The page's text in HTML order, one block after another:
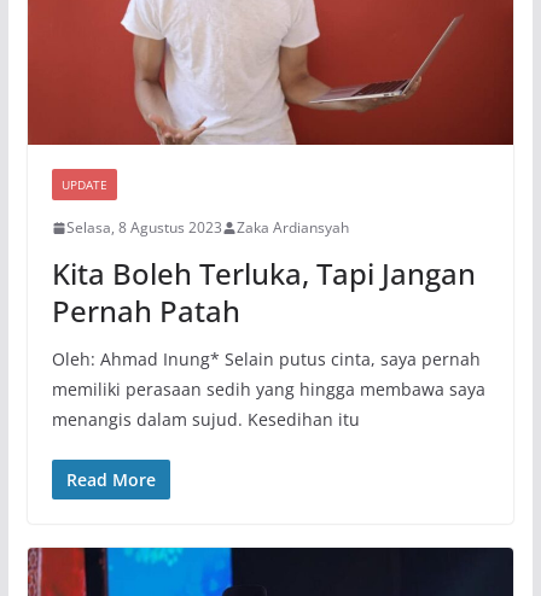
UPDATE
Selasa, 8 Agustus 2023 Zaka Ardiansyah
Kita Boleh Terluka, Tapi Jangan
Pernah Patah
Oleh: Ahmad Inung* Selain putus cinta, saya pernah
memiliki perasaan sedih yang hingga membawa saya
menangis dalam sujud. Kesedihan itu
Read More